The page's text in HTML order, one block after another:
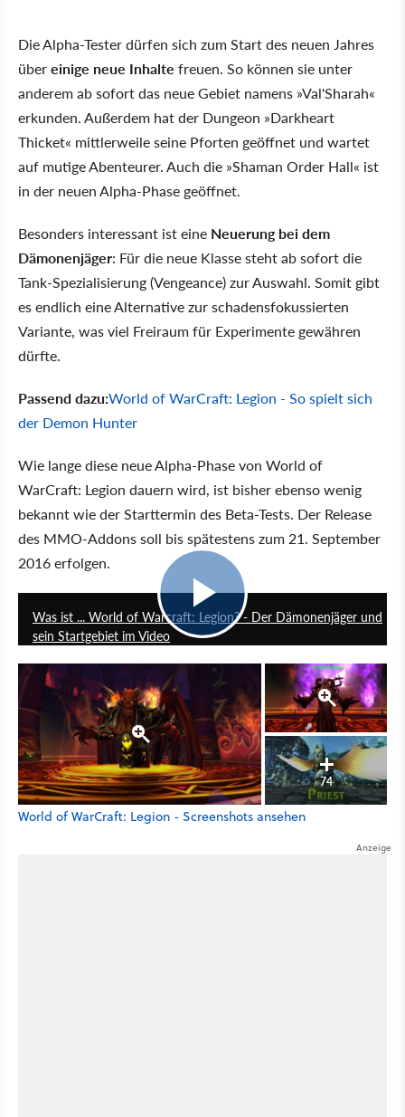
Die Alpha-Tester dürfen sich zum Start des neuen Jahres
übereinige neue Inhalte freuen. So können sie unter
anderem ab sofort das neue Gebiet namens »Val'Sharah«
erkunden. Außerdem hat der Dungeon »Darkheart
Thicket« mittlerweile seine Pforten geöffnet und wartet
auf mutige Abenteurer. Auch die »Shaman Order Hall« ist
in der neuen Alpha-Phase geöffnet.
Besonders interessant ist eine Neuerung bei dem
Dämonenjäger: Für die neue Klasse steht ab sofort die
Tank-Spezialisierung (Vengeance) zur Auswahl. Somit gibt
es endlich eine Alternative zur schadensfokussierten
Variante, was viel Freiraum für Experimente gewähren
dürfte.
Passend dazu:World of WarCraft: Legion - So spielt sich
der Demon Hunter
Wie lange diese neue Alpha-Phase von World of
WarCraft: Legion dauern wird, ist bisher ebenso wenig
bekannt wie der Starttermin des Beta-Tests. Der Release
des MMO-Addons soll bis spätestens zum 21. September
2016 erfolgen.
Was ist ... World of Warcraft: Legion? - Der Dämonenjäger und
sein Startgebiet im Video
74
World of WarCraft: Legion - Screenshots ansehen